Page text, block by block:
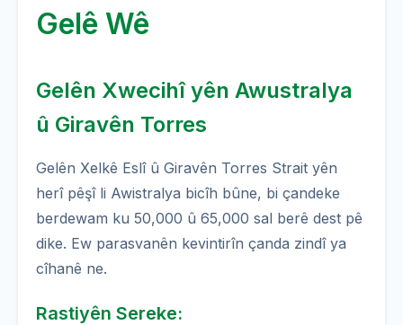
Gelê Wê
Gelên Xwecihî yên Awustralya
û Giravên Torres
Gelên Xelkê Eslî û Giravên Torres Strait yên
herî pêşî li Awistralya bicîh bûne, bi çandeke
berdewam ku 50,000 û 65,000 sal berê dest pê
dike. Ew parasvanên kevintirîn çanda zindî ya
cîhanê ne.
Rastiyên Sereke: